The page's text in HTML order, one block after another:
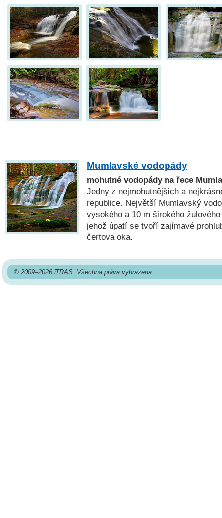
Mumlavské vodopády
mohutné vodopády na řece
Jedny z nejmohutnějších a
republice. Největší Mumlavský
vysokého a 10 m širokého
jehož úpatí se tvoří zajímavé
čertova oka.
© 2009–2026 iTRAS. Všechna práva vyhrazena.